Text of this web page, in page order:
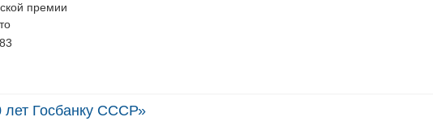
премии
Госбанку СССР»